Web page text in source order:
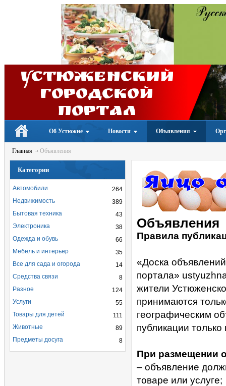
Устюженский
Городской
портал
Об Устюжне Новости Объявления
Главная Объявления
Объявления
Правила
«Доска
портала»
жители
принимаются
географическим
публикации
При размещении
– объявление
товаре или услуге;
Категории
264
Автомобили
389
Недвижимость
43
Бытовая техника
38
Электроника
66
Одежда и обувь
35
Мебель и интерьер
14
Все для сада и огорода
8
Средства связи
124
Разное
55
Услуги
111
Товары для детей
89
Животные
8
Предметы досуга